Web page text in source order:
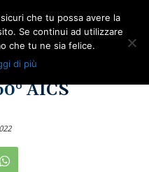
e sport:
AICS
che tu possa avere la
Se continui ad utilizzare
che tu ne sia felice.
di più